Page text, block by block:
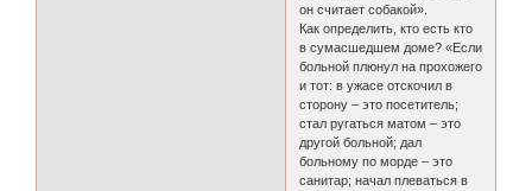
он считает собакой».
Как определить, кто есть кто
в сумасшедшем доме? «Если
больной плюнул на прохожего
и тот: в ужасе отскочил в
сторону – это посетитель;
стал ругаться матом – это
другой больной; дал
больному по морде – это
санитар; начал плеваться в